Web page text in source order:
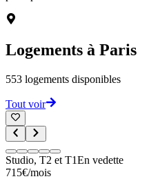
Logements à Paris
553 logements disponibles
Tout voir
Studio, T2 et T1En vedette
715€/mois